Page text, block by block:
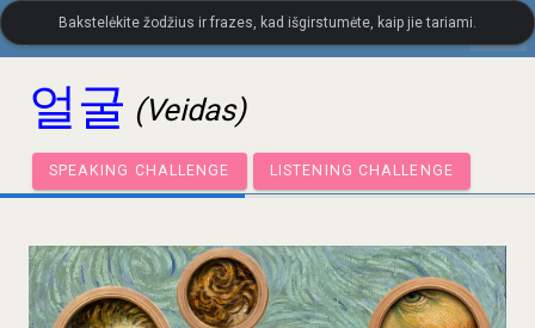
LanguageGuide.org•Korėjiečių kalbos vizualinis žodynas
얼굴 (Veidas)
SPEAKING CHALLENGE LISTENING CHALLENGE
Bakstelėkite žodžius ir frazes, kad išgirstumėte, kaip jie tariami.